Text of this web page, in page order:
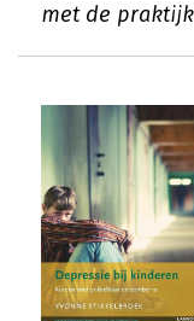
met de